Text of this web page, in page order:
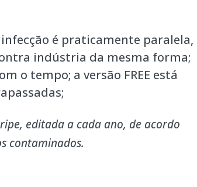
é praticamente paralela,
indústria da mesma forma;
o tempo; a versão FREE está
editada a cada ano, de acordo
contaminados.